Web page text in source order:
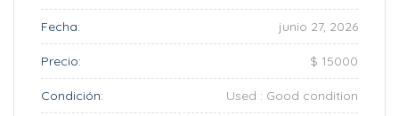
Fecha: junio 27, 2026
Precio: $ 15000
Condición: Used : Good condition